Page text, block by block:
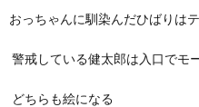
おっちゃんに馴染んだひばりは
警戒している健太郎は入口でモ
どちらも絵になる